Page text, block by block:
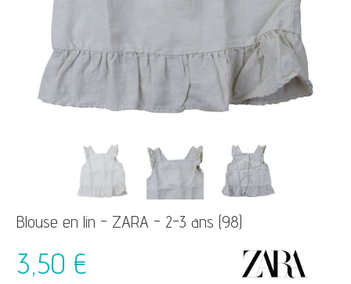
Blouse en lin - ZARA - 2-3 ans (98)
3,50 €